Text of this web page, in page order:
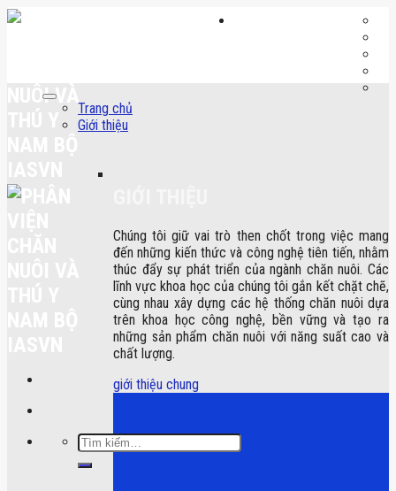
Skip
Tìm
kiếm:
Trang chủ
Giới thiệu
Chúng tôi giữ vai trò then chốt trong việc mang
đến những kiến thức và công nghệ tiên tiến, nhằm
thúc đẩy sự phát triển của ngành chăn nuôi. Các
lĩnh vực khoa học của chúng tôi gắn kết chặt chẽ,
cùng nhau xây dựng các hệ thống chăn nuôi dựa
trên khoa học công nghệ, bền vững và tạo ra
những sản phẩm chăn nuôi với năng suất cao và
chất lượng.
giới thiệu chung